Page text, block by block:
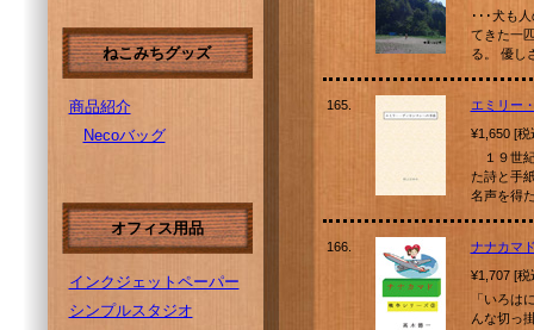
ねこみちグッズ
商品紹介
Necoバッグ
オフィス用品
インクジェットペーパー
シンプルスタジオ
･･･犬も
てきた一
る。 優し
165.
エミリー
¥1,650 [
１９世紀
た詩と手
名声を得
166.
ナナカマ
¥1,707 [
「いろは
んな切っ